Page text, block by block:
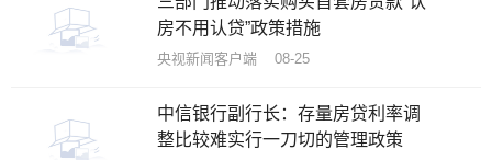
房不用认贷”政策措施
央视新闻客户端 08-25
中信银行副行长：存量房贷利率调
整比较难实行一刀切的管理政策